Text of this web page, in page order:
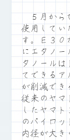
５月から
使用してい
す。Ｅ３０
にエタノ
タノールは
てできるア
が削減でき
従来のヤマ
したヤマ
のパイロ
内径が大き